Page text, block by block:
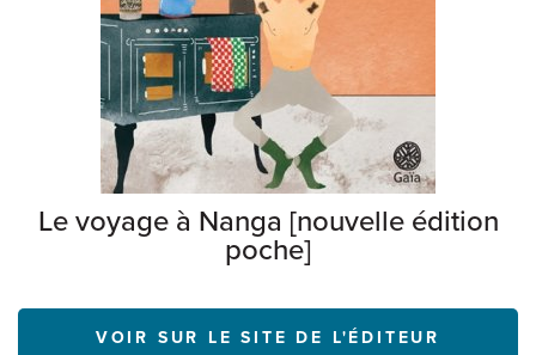
Le voyage à Nanga [nouvelle édition
poche]
VOIR SUR LE SITE DE L'ÉDITEUR